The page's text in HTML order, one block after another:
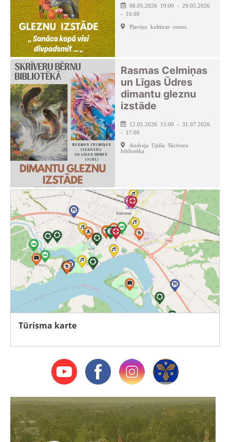
08.05.2026 19:00 - 29.05.2026
- 16:00
Pļaviņu kultūras centrs
Rasmas Celmiņas
un Līgas Ūdres
dimantu gleznu
izstāde
12.05.2026 15:00 - 31.07.2026
- 17:00
Andreja Upīša Skrīveru
bibliotēka
Tūrisma karte